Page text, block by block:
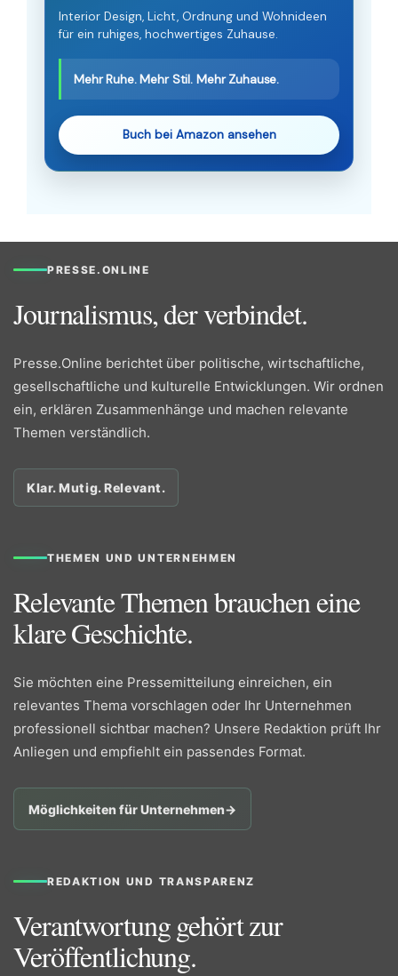
Interior Design, Licht, Ordnung und Wohnideen
für ein ruhiges, hochwertiges Zuhause.
Mehr Ruhe. Mehr Stil. Mehr Zuhause.
Buch bei Amazon ansehen
PRESSE.ONLINE
Journalismus, der verbindet.
Presse.Online berichtet über politische, wirtschaftliche,
gesellschaftliche und kulturelle Entwicklungen. Wir ordnen
ein, erklären Zusammenhänge und machen relevante
Themen verständlich.
Klar. Mutig. Relevant.
THEMEN UND UNTERNEHMEN
Relevante Themen brauchen eine
klare Geschichte.
Sie möchten eine Pressemitteilung einreichen, ein
relevantes Thema vorschlagen oder Ihr Unternehmen
professionell sichtbar machen? Unsere Redaktion prüft Ihr
Anliegen und empfiehlt ein passendes Format.
Möglichkeiten für Unternehmen→
REDAKTION UND TRANSPARENZ
Verantwortung gehört zur
Veröffentlichung.